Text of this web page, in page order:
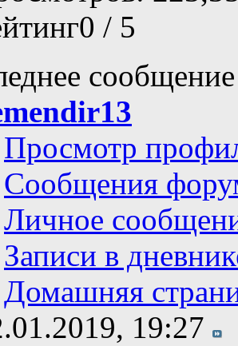
/ 5
Просмотр
Сообщения
Личное
Записи в
Домашняя
19:27